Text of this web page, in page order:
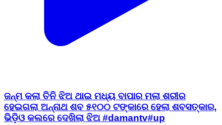
ଜନ୍ମ କଲା ତିନି ଝିଅ ଥାଇ ମଧ୍ୟ ବାପାର ମଲା ଶରୀର
ହେଇଗଲା ଅନ୍ନାଥ ଶବ ୫୧୦୦ ଟଙ୍କାରେ ହେଲା ଶବସତ୍କାର,
ଭିଡ଼ିଓ କଲରେ ଦେଖିଲା ଝିଅ #damantv#up